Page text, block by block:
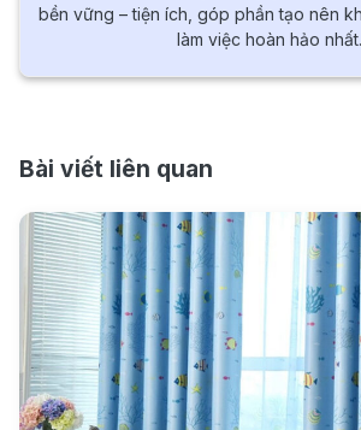
bền vững – tiện ích, góp phần tạo nên
làm việc hoàn hảo nhất.
Bài viết liên quan